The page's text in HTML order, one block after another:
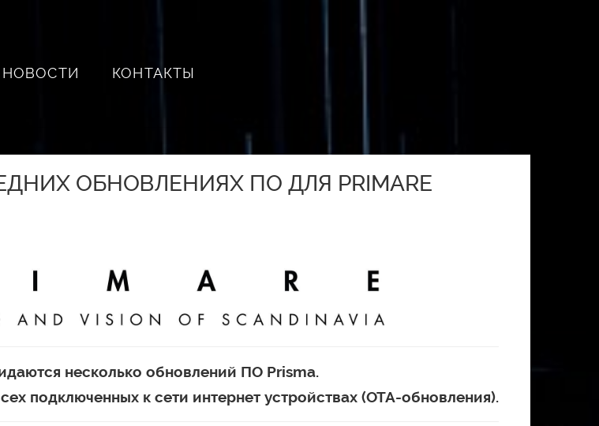
НОВОСТИ КОНТАКТЫ
ОБНОВЛЕНИЯХ ПО ДЛЯ PRIMARE
несколько обновлений ПО Prisma.
подключенных к сети интернет устройствах (ОТА-обновления).